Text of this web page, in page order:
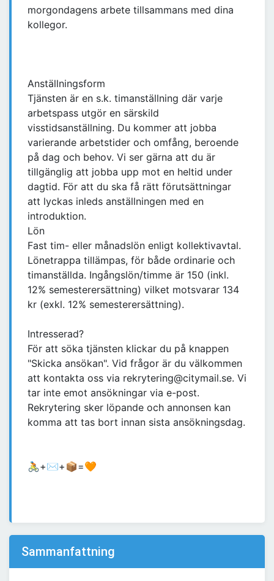
morgondagens arbete tillsammans med dina
kollegor.
Anställningsform
Tjänsten är en s.k. timanställning där varje
arbetspass utgör en särskild
visstidsanställning. Du kommer att jobba
varierande arbetstider och omfång, beroende
på dag och behov. Vi ser gärna att du är
tillgänglig att jobba upp mot en heltid under
dagtid. För att du ska få rätt förutsättningar
att lyckas inleds anställningen med en
introduktion.
Lön
Fast tim- eller månadslön enligt kollektivavtal.
Lönetrappa tillämpas, för både ordinarie och
timanställda. Ingångslön/timme är 150 (inkl.
12% semesterersättning) vilket motsvarar 134
kr (exkl. 12% semesterersättning).
Intresserad?
För att söka tjänsten klickar du på knappen
"Skicka ansökan". Vid frågor är du välkommen
att kontakta oss via rekrytering@citymail.se. Vi
tar inte emot ansökningar via e-post.
Rekrytering sker löpande och annonsen kan
komma att tas bort innan sista ansökningsdag.
🚴+✉+📦=🧡
Sammanfattning